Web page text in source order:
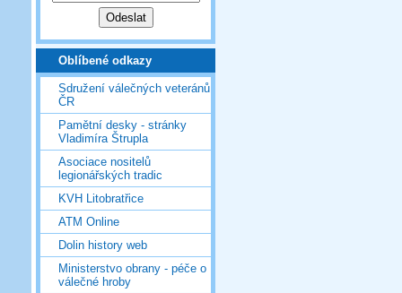
Oblíbené odkazy
Sdružení válečných veteránů
ČR
Pamětní desky - stránky
Vladimíra Štrupla
Asociace nositelů
legionářských tradic
KVH Litobratřice
ATM Online
Dolin history web
Ministerstvo obrany - péče o
válečné hroby